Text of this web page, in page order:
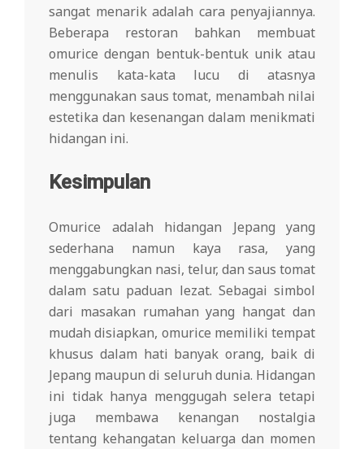
sangat menarik adalah cara penyajiannya.
Beberapa restoran bahkan membuat
omurice dengan bentuk-bentuk unik atau
menulis kata-kata lucu di atasnya
menggunakan saus tomat, menambah nilai
estetika dan kesenangan dalam menikmati
hidangan ini.
Kesimpulan
Omurice adalah hidangan Jepang yang
sederhana namun kaya rasa, yang
menggabungkan nasi, telur, dan saus tomat
dalam satu paduan lezat. Sebagai simbol
dari masakan rumahan yang hangat dan
mudah disiapkan, omurice memiliki tempat
khusus dalam hati banyak orang, baik di
Jepang maupun di seluruh dunia. Hidangan
ini tidak hanya menggugah selera tetapi
juga membawa kenangan nostalgia
tentang kehangatan keluarga dan momen